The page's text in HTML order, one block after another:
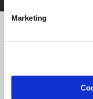
Marketing
FOLGE